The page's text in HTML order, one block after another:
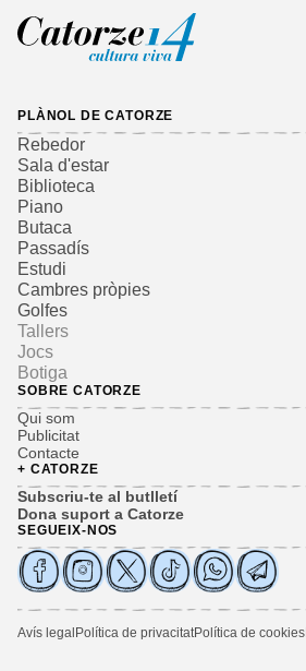
PLÀNOL DE CATORZE
Rebedor
Sala d'estar
Biblioteca
Piano
Butaca
Passadís
Estudi
Cambres pròpies
Golfes
Tallers
Jocs
Botiga
SOBRE CATORZE
Qui som
Publicitat
Contacte
+ CATORZE
Subscriu-te al butlletí
Dona suport a Catorze
SEGUEIX-NOS
Avís legal Política de privacitatPolítica de cookies